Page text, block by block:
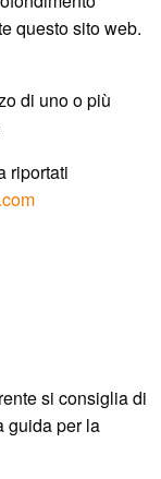
questo sito web.
di uno o più
riportati
si consiglia di
guida per la